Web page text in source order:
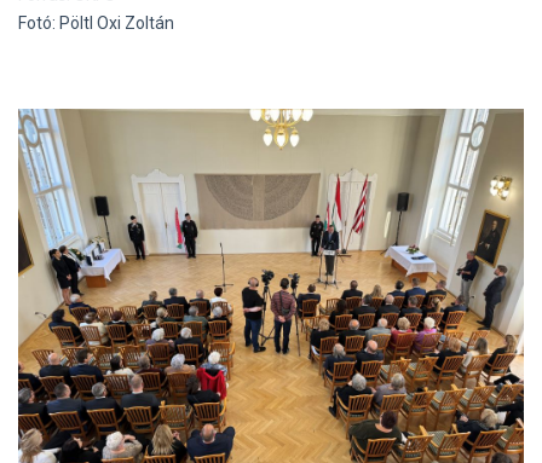
Fotó: Pöltl Oxi Zoltán